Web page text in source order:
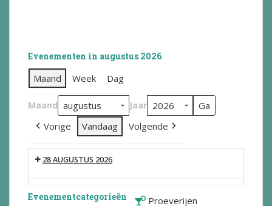
Evenementen in augustus 2026
Maand Week Dag
Maand Jaar
Vorige Vandaag Volgende
28 AUGUSTUS 2026
Evenementcategorieën Proeverijen